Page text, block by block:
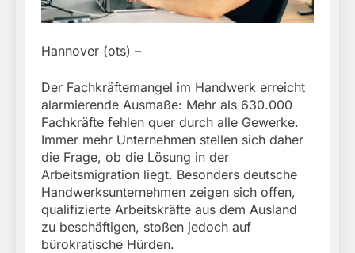
Beinahekollision an
Bahnverkehr
5. August 2026
Hannover (ots) –
Der Fachkräftemangel im Handwerk erreicht
alarmierende Ausmaße: Mehr als 630.000
Fachkräfte fehlen quer durch alle Gewerke.
Immer mehr Unternehmen stellen sich daher
die Frage, ob die Lösung in der
Arbeitsmigration liegt. Besonders deutsche
Handwerksunternehmen zeigen sich offen,
qualifizierte Arbeitskräfte aus dem Ausland
zu beschäftigen, stoßen jedoch auf
bürokratische Hürden.